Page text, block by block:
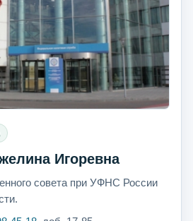
Игоревна
совета при УФНС России